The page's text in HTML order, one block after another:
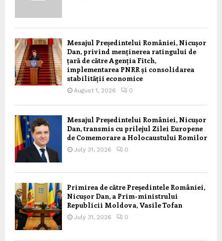
Mesajul Președintelui României, Nicușor
Dan, privind menținerea ratingului de
țară de către Agenția Fitch,
implementarea PNRR și consolidarea
stabilității economice
August 1, 2026 0
Mesajul Președintelui României, Nicușor
Dan, transmis cu prilejul Zilei Europene
de Comemorare a Holocaustului Romilor
July 31, 2026 0
Primirea de către Președintele României,
Nicușor Dan, a Prim-ministrului
Republicii Moldova, Vasile Tofan
July 31, 2026 0